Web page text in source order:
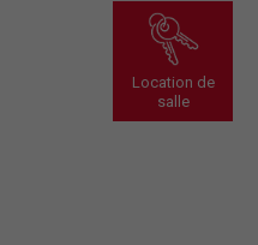
Location de
salle